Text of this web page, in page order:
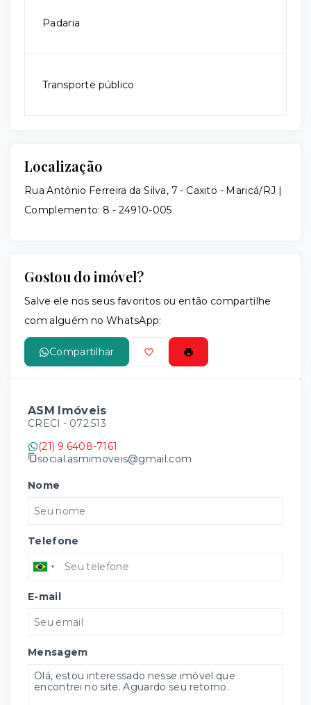
Padaria
Transporte público
Localização
Rua Antônio Ferreira da Silva, 7 - Caxito - Maricá/RJ |
Complemento: 8 - 24910-005
Gostou do imóvel?
Salve ele nos seus favoritos ou então compartilhe
com alguém no WhatsApp:
Compartilhar
ASM Imóveis
CRECI - 072.513
(21) 9 6408-7161
social.asmimoveis@gmail.com
Nome
Telefone
E-mail
Mensagem